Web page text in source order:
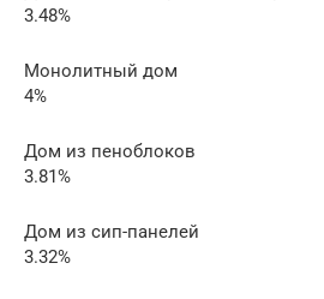
3.48%
Монолитный дом
4%
Дом из пеноблоков
3.81%
Дом из сип-панелей
3.32%